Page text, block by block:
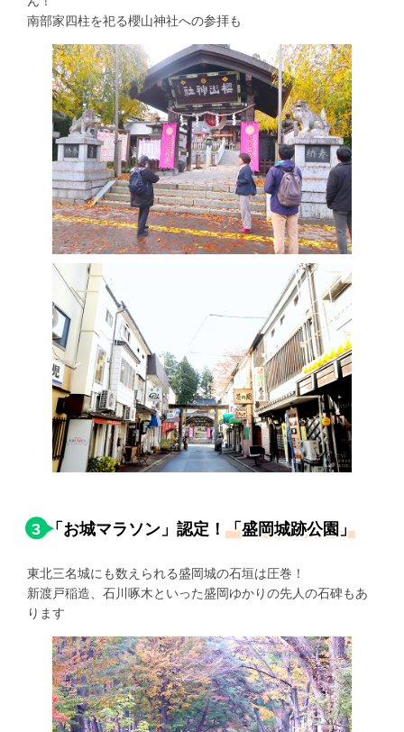
南部家四柱を祀る櫻山神社への参拝も
3 「お城マラソン」認定！「盛岡城跡公園」
東北三名城にも数えられる盛岡城の石垣は圧巻！
新渡戸稲造、石川啄木といった盛岡ゆかりの先人の石碑もあ
ります